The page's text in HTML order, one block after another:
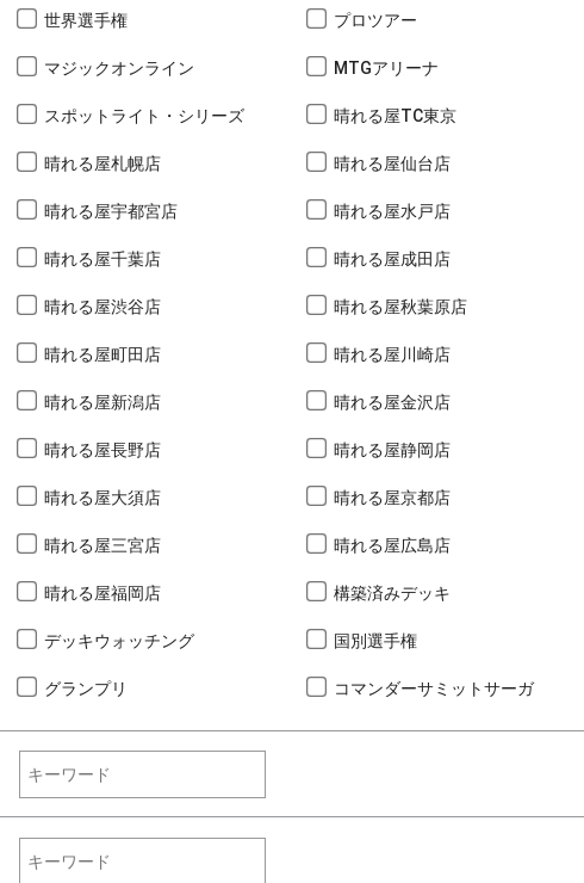
世界選手権 プロツアー
マジックオンライン MTGアリーナ
スポットライト・シリーズ 晴れる屋TC東京
晴れる屋札幌店 晴れる屋仙台店
晴れる屋宇都宮店 晴れる屋水戸店
晴れる屋千葉店 晴れる屋成田店
晴れる屋渋谷店 晴れる屋秋葉原店
晴れる屋町田店 晴れる屋川崎店
晴れる屋新潟店 晴れる屋金沢店
晴れる屋長野店 晴れる屋静岡店
晴れる屋大須店 晴れる屋京都店
晴れる屋三宮店 晴れる屋広島店
晴れる屋福岡店 構築済みデッキ
デッキウォッチング 国別選手権
グランプリ コマンダーサミットサーガ